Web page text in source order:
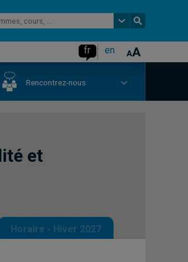
fr en
Rencontrez-nous
et
Horaire - Hiver 2027